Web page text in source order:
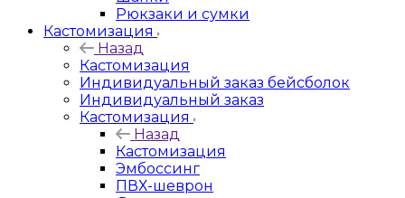
Рюкзаки и сумки
Кастомизация
Назад
Кастомизация
Индивидуальный заказ бейсболок
Индивидуальный заказ
Кастомизация
Назад
Кастомизация
Эмбоссинг
ПВХ-шеврон